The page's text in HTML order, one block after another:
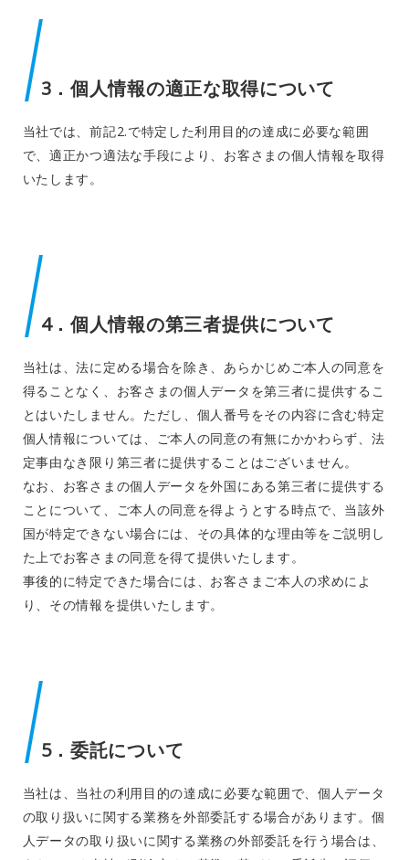
3．個人情報の適正な取得について
当社では、前記2.で特定した利用目的の達成に必要な範囲
で、適正かつ適法な手段により、お客さまの個人情報を取得
いたします。
4．個人情報の第三者提供について
当社は、法に定める場合を除き、あらかじめご本人の同意を
得ることなく、お客さまの個人データを第三者に提供するこ
とはいたしません。ただし、個人番号をその内容に含む特定
個人情報については、ご本人の同意の有無にかかわらず、法
定事由なき限り第三者に提供することはございません。
なお、お客さまの個人データを外国にある第三者に提供する
ことについて、ご本人の同意を得ようとする時点で、当該外
国が特定できない場合には、その具体的な理由等をご説明し
た上でお客さまの同意を得て提供いたします。
事後的に特定できた場合には、お客さまご本人の求めによ
り、その情報を提供いたします。
5．委託について
当社は、当社の利用目的の達成に必要な範囲で、個人データ
の取り扱いに関する業務を外部委託する場合があります。個
人データの取り扱いに関する業務の外部委託を行う場合は、